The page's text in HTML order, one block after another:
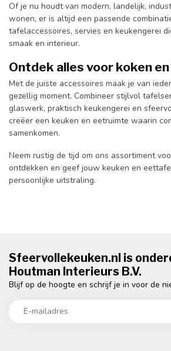
Of je nu houdt van modern, landelijk,
wonen, er is altijd een passende
tafelaccessoires, servies en keukengerei
smaak en interieur.
Ontdek alles voor koken
Met de juiste accessoires maak je van
gezellig moment. Combineer stijlvol
glaswerk, praktisch keukengerei en
creëer een keuken en eetruimte waarin
samenkomen.
Neem rustig de tijd om ons assortiment
ontdekken en geef jouw keuken en
persoonlijke uitstraling.
Sfeervollekeuken.nl is
Houtman Interieurs B.V.
Blijf op de hoogte en schrijf je in voor de